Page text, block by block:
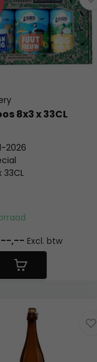
8x3 x 33CL
2026
33CL
24x0,15
,-- Excl. btw